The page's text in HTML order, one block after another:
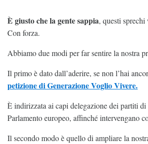
È giusto che la gente sappia, questi
Con forza.
Abbiamo due modi per far sentire la nostra
Il primo è dato dall’aderire, se non l’hai
petizione di Generazione Voglio Vivere.
È indirizzata ai capi delegazione dei partiti di
Parlamento europeo, affinché intervengano
Il secondo modo è quello di ampliare la